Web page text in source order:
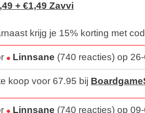
+ €1,49 Zavvi
krijg je 15% korting met
Linnsane (740 reacties) op
koop voor 67.95 bij
Linnsane (740 reacties) op